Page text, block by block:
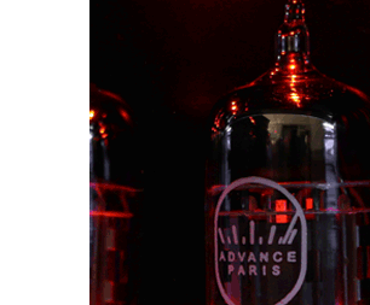
dual-mono e pré-amplificação
Esoteric
Fi, Bluetooth com codecs de alta
USB, óticas e coaxiais, saídas RCA,
além de saídas para auscultadores com
mm e XLR de 4 pinos. É uma peça
mas com ambição audiófila clássica.